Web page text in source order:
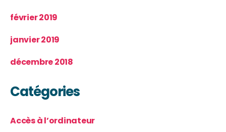
février 2019
janvier 2019
décembre 2018
Catégories
Accès à l’ordinateur